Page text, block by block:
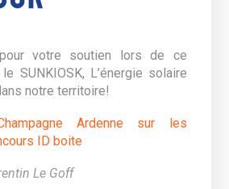
votre soutien lors de ce
SUNKIOSK, L’énergie solaire
notre territoire!
Ardenne sur les
ID boite
Le Goff